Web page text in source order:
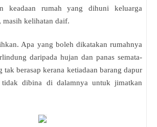
keadaan rumah yang dihuni keluarga
masih kelihatan daif.
Apa yang boleh dikatakan rumahnya
daripada hujan dan panas semata-
tak berasap kerana ketiadaan barang dapur
tidak dibina di dalamnya untuk jimatkan